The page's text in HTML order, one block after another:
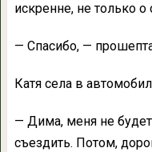
искренне, не только о
— Спасибо, —
Катя села в
— Дима, меня не будет
съездить. Потом,